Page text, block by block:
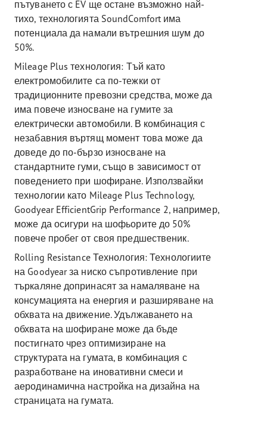
пътуването с EV ще остане възможно най-
тихо, технологията SoundComfort има
потенциала да намали вътрешния шум до
50%.
Mileage Plus технология: Тъй като
електромобилите са по-тежки от
традиционните превозни средства, може да
има повече износване на гумите за
електрически автомобили. В комбинация с
незабавния въртящ момент това може да
доведе до по-бързо износване на
стандартните гуми, също в зависимост от
поведението при шофиране. Използвайки
технологии като Mileage Plus Technology,
Goodyear EfficientGrip Performance 2, например,
може да осигури на шофьорите до 50%
повече пробег от своя предшественик.
Rolling Resistance Технология: Технологиите
на Goodyear за ниско съпротивление при
търкаляне допринасят за намаляване на
консумацията на енергия и разширяване на
обхвата на движение. Удължаването на
обхвата на шофиране може да бъде
постигнато чрез оптимизиране на
структурата на гумата, в комбинация с
разработване на иновативни смеси и
аеродинамична настройка на дизайна на
страницата на гумата.